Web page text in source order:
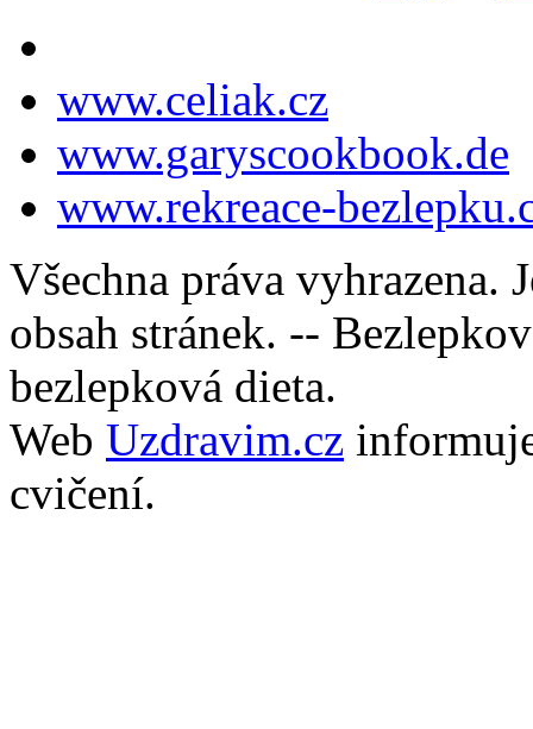
www.celiak.cz
www.garyscookbook.de
www.rekreace-
Všechna práva
obsah stránek. --
bezlepková dieta.
Web Uzdravim.cz
cvičení.